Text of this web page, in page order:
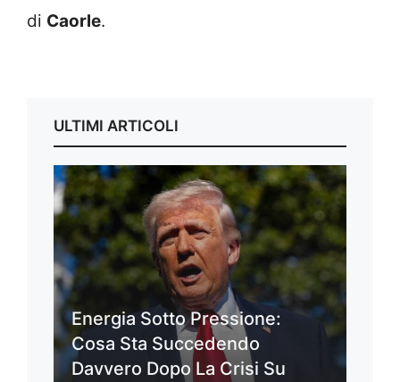
di Caorle.
ULTIMI ARTICOLI
Energia Sotto Pressione:
Cosa Sta Succedendo
Davvero Dopo La Crisi Su